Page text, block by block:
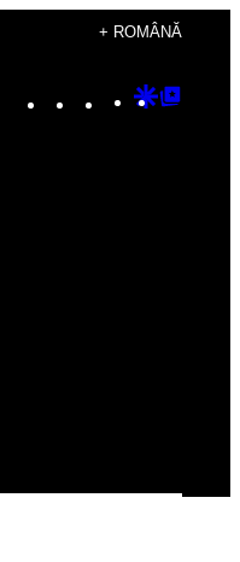
+ ROMÂNĂ
Instagram
TikTok
YouTube
Google